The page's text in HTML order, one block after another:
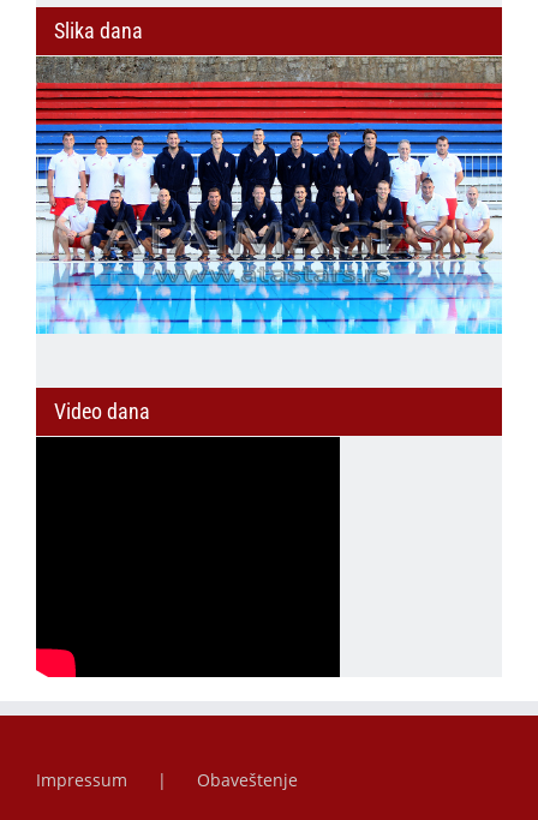
Slika dana
Video dana
Impressum Obaveštenje